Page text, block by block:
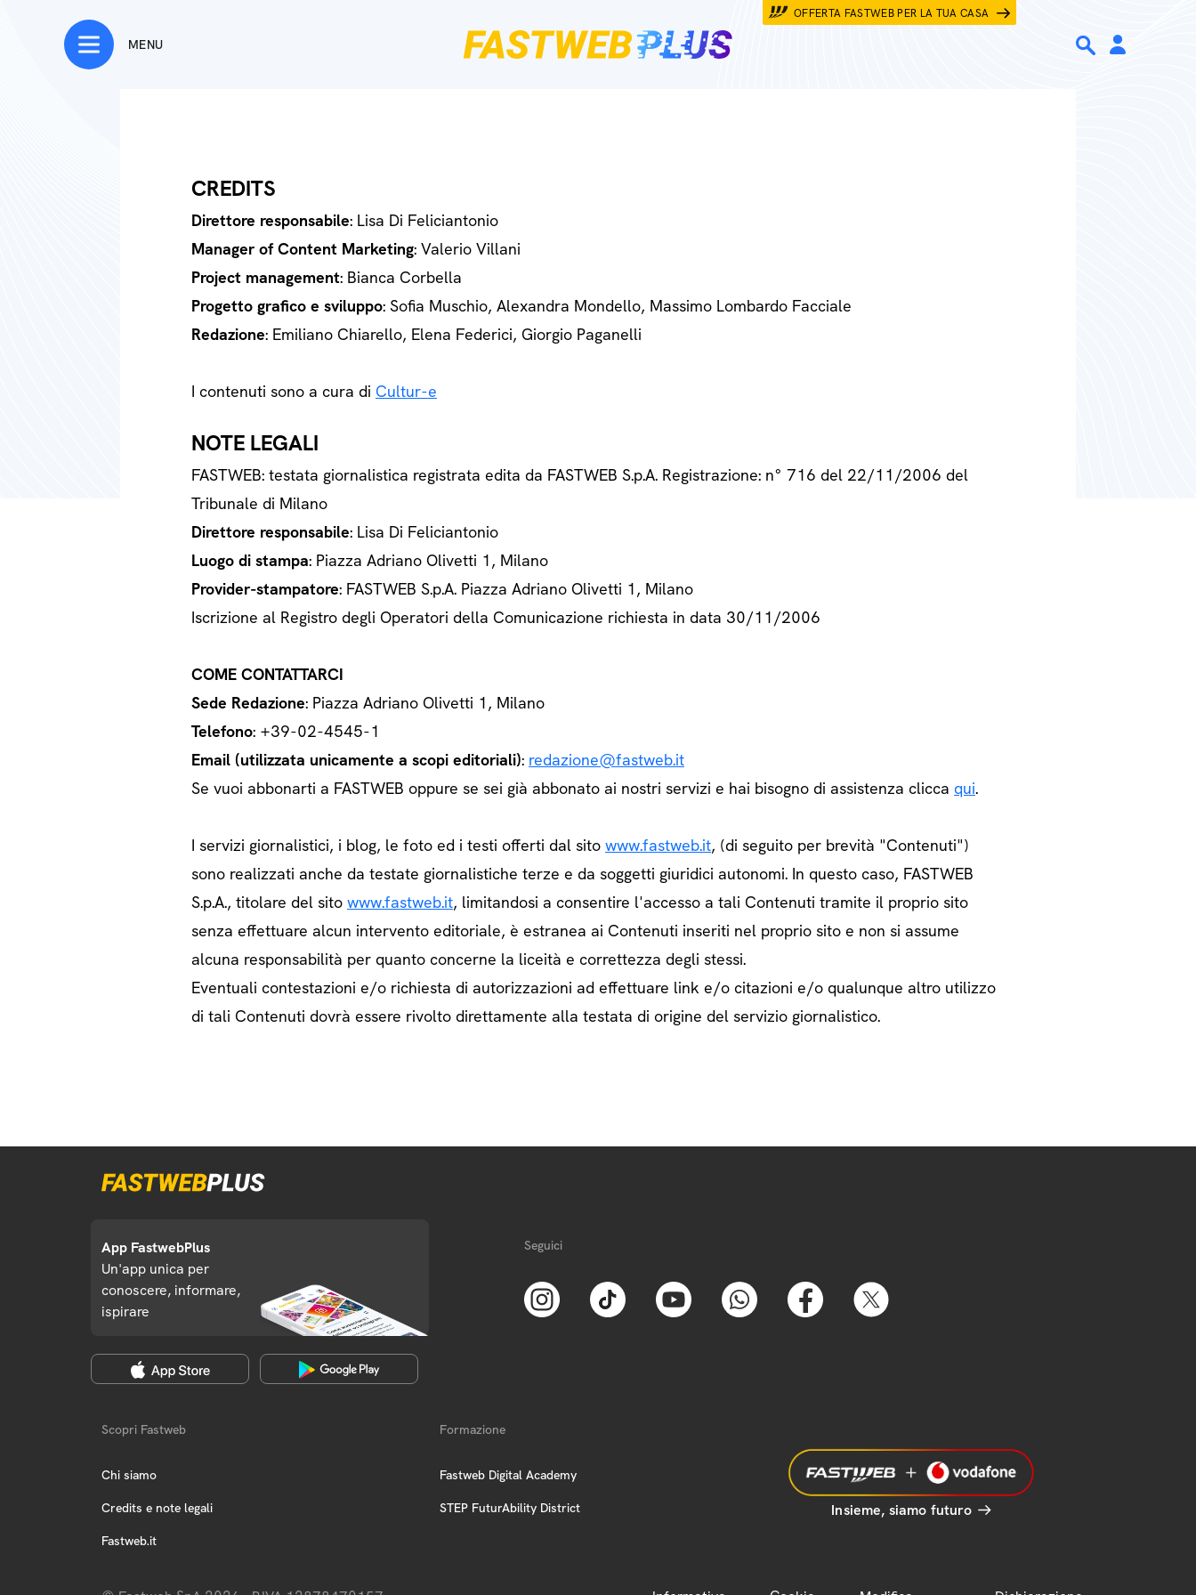
OFFERTA FASTWEB PER LA TUA CASA
MENU
CREDITS
Direttore responsabile: Lisa Di Feliciantonio
Manager of Content Marketing: Valerio Villani
Project management: Bianca Corbella
Progetto grafico e sviluppo: Sofia Muschio, Alexandra Mondello, Massimo Lombardo Facciale
Redazione: Emiliano Chiarello, Elena Federici, Giorgio Paganelli
I contenuti sono a cura di Cultur-e
NOTE LEGALI
FASTWEB: testata giornalistica registrata edita da FASTWEB S.p.A. Registrazione: n° 716 del 22/11/2006 del
Tribunale di Milano
Direttore responsabile: Lisa Di Feliciantonio
Luogo di stampa: Piazza Adriano Olivetti 1, Milano
Provider-stampatore: FASTWEB S.p.A. Piazza Adriano Olivetti 1, Milano
Iscrizione al Registro degli Operatori della Comunicazione richiesta in data 30/11/2006
COME CONTATTARCI
Sede Redazione: Piazza Adriano Olivetti 1, Milano
Telefono: +39-02-4545-1
Email (utilizzata unicamente a scopi editoriali): redazione@fastweb.it
Se vuoi abbonarti a FASTWEB oppure se sei già abbonato ai nostri servizi e hai bisogno di assistenza clicca qui.
I servizi giornalistici, i blog, le foto ed i testi offerti dal sito www.fastweb.it, (di seguito per brevità "Contenuti")
sono realizzati anche da testate giornalistiche terze e da soggetti giuridici autonomi. In questo caso, FASTWEB
S.p.A., titolare del sito www.fastweb.it, limitandosi a consentire l'accesso a tali Contenuti tramite il proprio sito
senza effettuare alcun intervento editoriale, è estranea ai Contenuti inseriti nel proprio sito e non si assume
alcuna responsabilità per quanto concerne la liceità e correttezza degli stessi.
Eventuali contestazioni e/o richiesta di autorizzazioni ad effettuare link e/o citazioni e/o qualunque altro utilizzo
di tali Contenuti dovrà essere rivolto direttamente alla testata di origine del servizio giornalistico.
App FastwebPlus
Un'app unica per
conoscere, informare,
ispirare
Seguici
Scopri Fastweb
Chi siamo
Credits e note legali
Fastweb.it
Formazione
Fastweb Digital Academy
STEP FuturAbility District Insieme, siamo futuro